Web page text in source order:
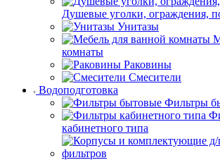
Душевые уголки, ограждения,
Унитазы
комнаты
Раковины
Смесители
Водоподготовка
Фильтры
кабинетного типа